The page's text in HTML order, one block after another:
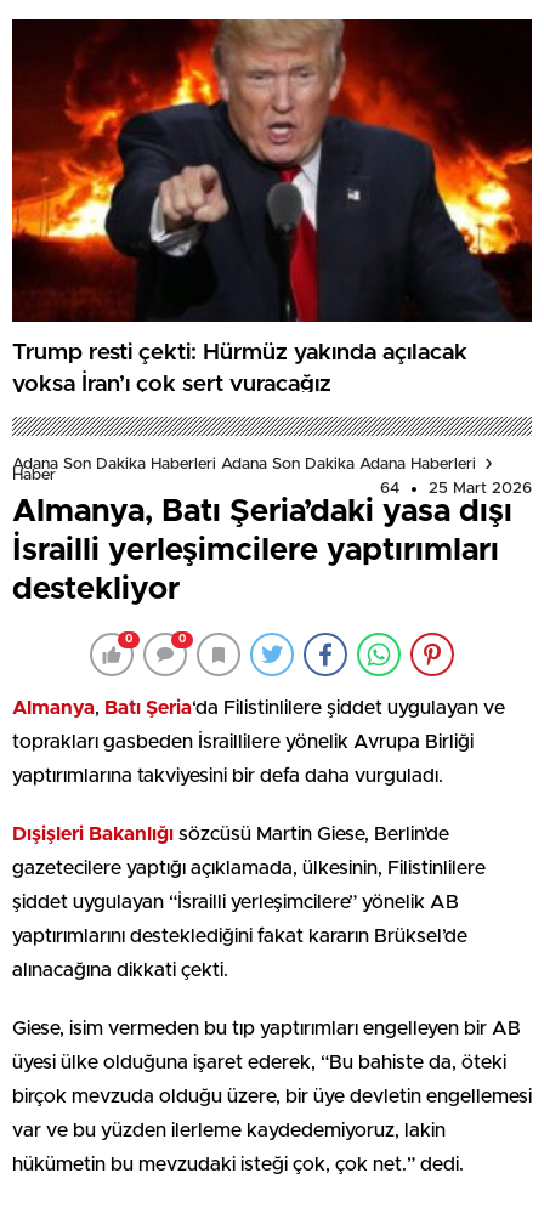
Trump resti çekti: Hürmüz yakında açılacak
yoksa İran’ı çok sert vuracağız
Adana Son Dakika Haberleri Adana Son Dakika Adana Haberleri
Haber
64
25 Mart 2026
Almanya, Batı Şeria’daki yasa dışı
İsrailli yerleşimcilere yaptırımları
destekliyor
0 0
Almanya, Batı Şeria‘da Filistinlilere şiddet uygulayan ve
toprakları gasbeden İsraillilere yönelik Avrupa Birliği
yaptırımlarına takviyesini bir defa daha vurguladı.
Dışişleri Bakanlığı sözcüsü Martin Giese, Berlin’de
gazetecilere yaptığı açıklamada, ülkesinin, Filistinlilere
şiddet uygulayan “İsrailli yerleşimcilere” yönelik AB
yaptırımlarını desteklediğini fakat kararın Brüksel’de
alınacağına dikkati çekti.
Giese, isim vermeden bu tıp yaptırımları engelleyen bir AB
üyesi ülke olduğuna işaret ederek, “Bu bahiste da, öteki
birçok mevzuda olduğu üzere, bir üye devletin engellemesi
var ve bu yüzden ilerleme kaydedemiyoruz, lakin
hükümetin bu mevzudaki isteği çok, çok net.” dedi.